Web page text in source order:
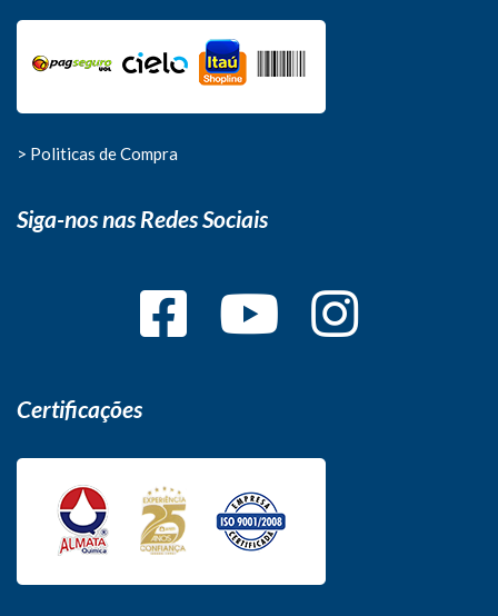
> Politicas de Compra
Siga-nos nas Redes Sociais
Certificações